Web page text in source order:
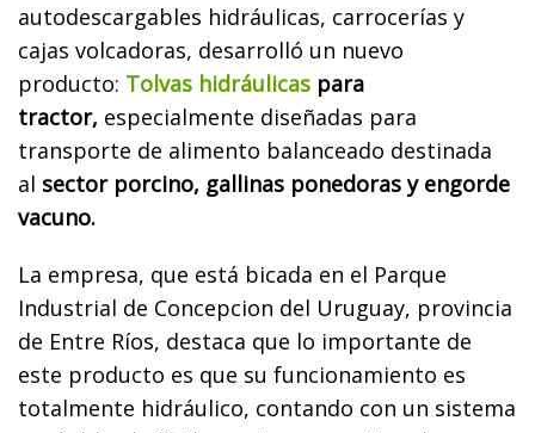
autodescargables hidráulicas, carrocerías y
cajas volcadoras, desarrolló un nuevo
producto: Tolvas hidráulicas para
tractor, especialmente diseñadas para
transporte de alimento balanceado destinada
al sector porcino, gallinas ponedoras y engorde
vacuno.
La empresa, que está bicada en el Parque
Industrial de Concepcion del Uruguay, provincia
de Entre Ríos, destaca que lo importante de
este producto es que su funcionamiento es
totalmente hidráulico, contando con un sistema